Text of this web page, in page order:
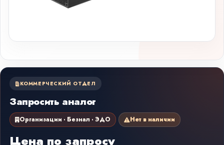
КОММЕРЧЕСКИЙ ОТДЕЛ
Запросить аналог
Организации · Безнал · ЭДО Нет в наличии
Цена по запросу